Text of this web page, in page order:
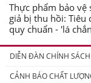
Thực phẩm bảo vệ
giả bị thu hồi: Tiêu
quy chuẩn - 'lá
DIỄN ĐÀN CHÍNH SÁCH
CẢNH BÁO CHẤT